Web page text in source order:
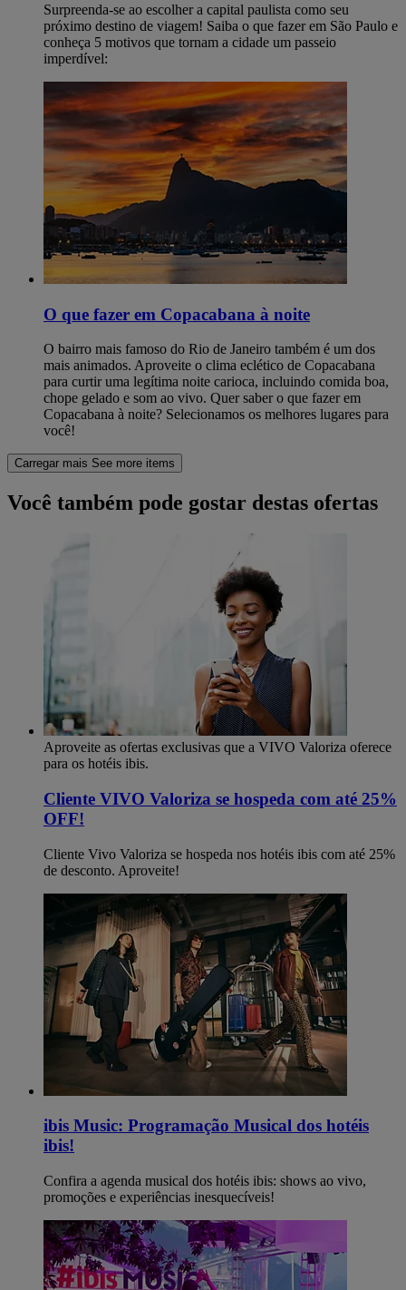
Surpreenda-se ao escolher a capital paulista como seu
próximo destino de viagem! Saiba o que fazer em São Paulo e
conheça 5 motivos que tornam a cidade um passeio
imperdível:
O que fazer em Copacabana à noite
O bairro mais famoso do Rio de Janeiro também é um dos
mais animados. Aproveite o clima eclético de Copacabana
para curtir uma legítima noite carioca, incluindo comida boa,
chope gelado e som ao vivo. Quer saber o que fazer em
Copacabana à noite? Selecionamos os melhores lugares para
você!
Carregar mais See more items
Você também pode gostar destas ofertas
Aproveite as ofertas exclusivas que a VIVO Valoriza oferece
para os hotéis ibis.
Cliente VIVO Valoriza se hospeda com até 25%
OFF!
Cliente Vivo Valoriza se hospeda nos hotéis ibis com até 25%
de desconto. Aproveite!
ibis Music: Programação Musical dos hotéis
ibis!
Confira a agenda musical dos hotéis ibis: shows ao vivo,
promoções e experiências inesquecíveis!